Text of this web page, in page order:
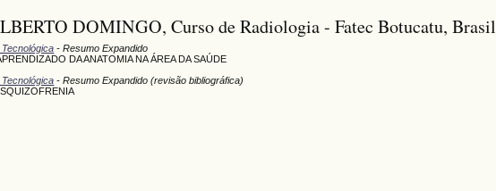
DOMINGO, Curso de Radiologia - Fatec Botucatu, Brasil
- Resumo Expandido
DA ANATOMIA NA ÁREA DA SAÚDE
- Resumo Expandido (revisão bibliográfica)